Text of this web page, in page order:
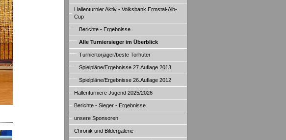
Hallenturnier Aktiv - Volksbank Ermstal-Alb-
Cup
Berichte - Ergebnisse
Alle Turniersieger im Überblick
Turniertorjäger/beste Torhüter
Spielpläne/Ergebnisse 27.Auflage 2013
Spielpläne/Ergebnisse 26.Auflage 2012
Hallenturniere Jugend 2025/2026
Berichte - Sieger - Ergebnisse
unsere Sponsoren
Chronik und Bildergalerie